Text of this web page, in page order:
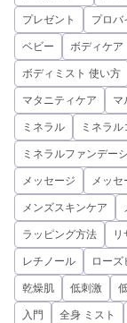
プレゼント プロバ
ベビー ボディケア
ボディミスト 使い方
マタニティケア マ
ミネラル ミネラル
ミネラルファンデー
メッセージ メッ
メンズスキンケア
ラッピング方法
レチノール ローズ
乾燥肌 低刺激
入門 全身 ミスト